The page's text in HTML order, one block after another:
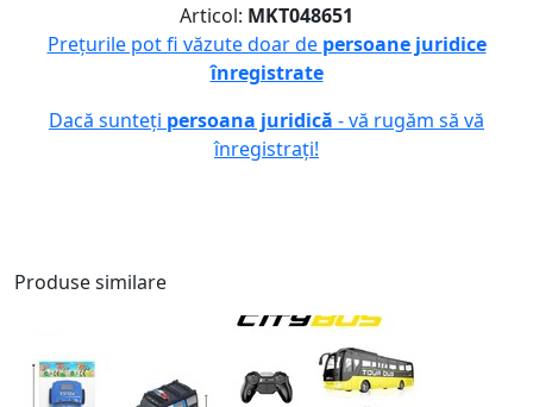
Articol: MKT048651
Prețurile pot fi văzute doar de persoane juridice
înregistrate
Dacă sunteți persoana juridică - vă rugăm să vă
înregistrați!
Produse similare